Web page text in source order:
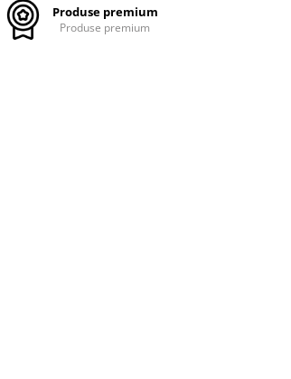
Produse premium
Produse premium